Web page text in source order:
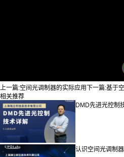
上一篇:空间光调制器的实际应用下一篇:基于
相关推荐
DMD先进光控制
认识空间光调制器